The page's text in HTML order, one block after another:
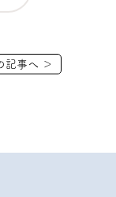
記事へ ＞